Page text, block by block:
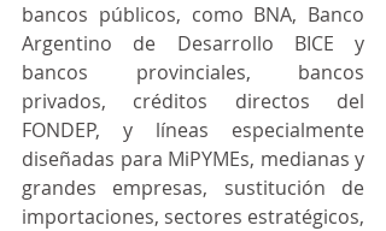
bancos públicos, como BNA, Banco
Argentino de Desarrollo BICE y
bancos provinciales, bancos
privados, créditos directos del
FONDEP, y líneas especialmente
diseñadas para MiPYMEs, medianas y
grandes empresas, sustitución de
importaciones, sectores estratégicos,